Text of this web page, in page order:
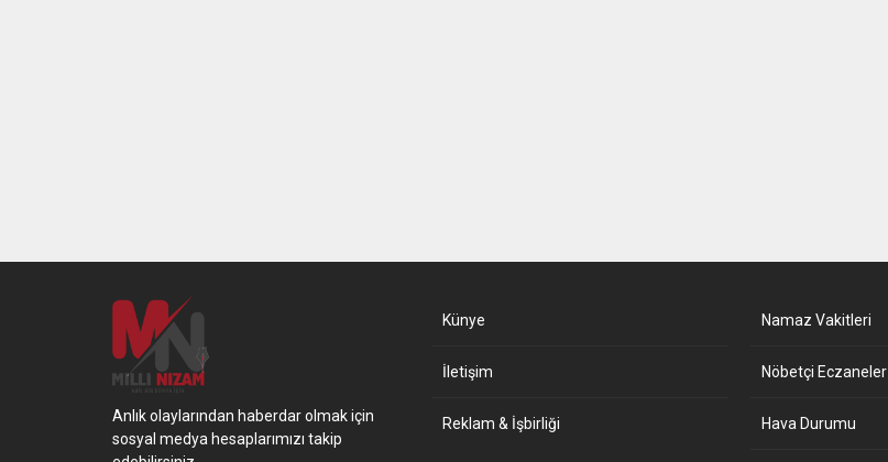
Anlık olaylarından haberdar olmak için
sosyal medya hesaplarımızı takip
Künye
İletişim
Reklam & İşbirliği
Namaz Vakitleri
Nöbetçi Eczaneler
Hava Durumu